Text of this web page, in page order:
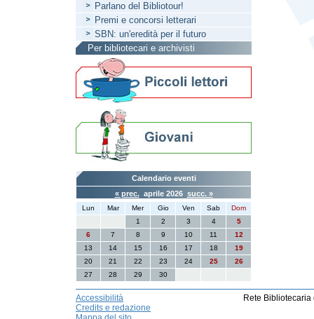
Parlano del Bibliotour!
Premi e concorsi letterari
SBN: un'eredità per il futuro
Per bibliotecari e archivisti
Calendario eventi
« prec.aprile 2026 succ. »
Lun Mar Mer Gio Ven Sab
Dom
1
2 3 4
5
6
7 8 9 10 11
12
13
14 15 16 17 18
19
20
21 22 23 24 25
26
27
28 29 30
Accessibilità
Credits e redazione
Rete